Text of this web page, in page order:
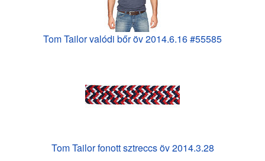
Tom Tailor valódi bőr öv 2014.6.16 #55585
Tom Tailor fonott sztreccs öv 2014.3.28